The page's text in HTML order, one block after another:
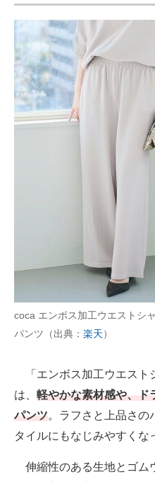
coca エンボス加工ウエストシ
パンツ（出典： 楽天）
「エンボス加工ウエスト
は、 軽やかな素材感や、ド
パンツ。ラフさと上品さの
タイルにもなじみやすくな
伸縮性のある生地とゴム